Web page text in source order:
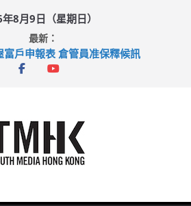
8月9日（星期日）
最新：
富戶申報表 倉管員准保釋候訊